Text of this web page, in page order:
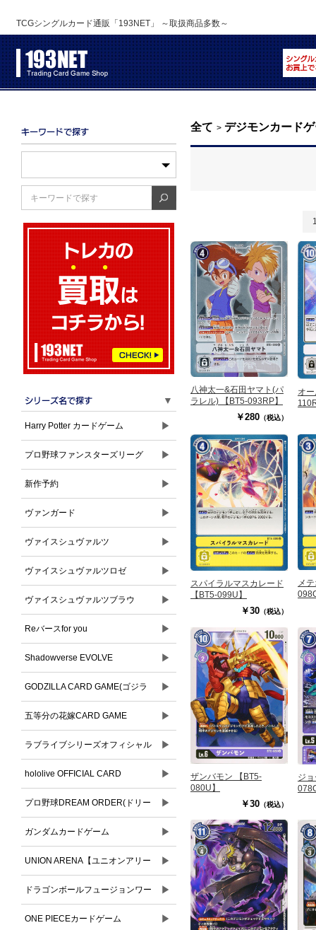
TCGシングルカード通販「193NET」 ～取扱商品多数～
▼
Harry Potter カードゲーム ▶
プロ野球ファンスターズリーグ ▶
新作予約 ▶
ヴァンガード ▶
ヴァイスシュヴァルツ ▶
ヴァイスシュヴァルツロゼ ▶
ヴァイスシュヴァルツブラウ ▶
Reバースfor you ▶
Shadowverse EVOLVE ▶
GODZILLA CARD GAME(ゴジラ
カードゲーム)
▶
五等分の花嫁CARD GAME ▶
ラブライブシリーズオフィシャル
カードゲーム
▶
hololive OFFICIAL CARD
GAME(ホロライブオフィシャルカ
ードゲーム)
▶
プロ野球DREAM ORDER(ドリー
ムオーダー)
▶
ガンダムカードゲーム ▶
UNION ARENA【ユニオンアリー
ナ】
▶
ドラゴンボールフュージョンワー
ルド
▶
ONE PIECEカードゲーム ▶
全て > デジモンカード
八神太一&石田ヤマト(パ
ラレル) 【BT5-093RP】
￥280 （税込）
オ
スパイラルマスカレード
【BT5-099U】
￥30 （税込）
メ
ザンバモン 【BT5-
080U】
￥30 （税込）
ジ